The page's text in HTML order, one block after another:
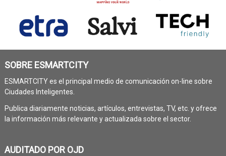
SOBRE ESMARTCITY
ESMARTCITY es el principal medio de comunicación on-line sobre
Ciudades Inteligentes.
Publica diariamente noticias, artículos, entrevistas, TV, etc. y ofrece
la información más relevante y actualizada sobre el sector.
AUDITADO POR OJD